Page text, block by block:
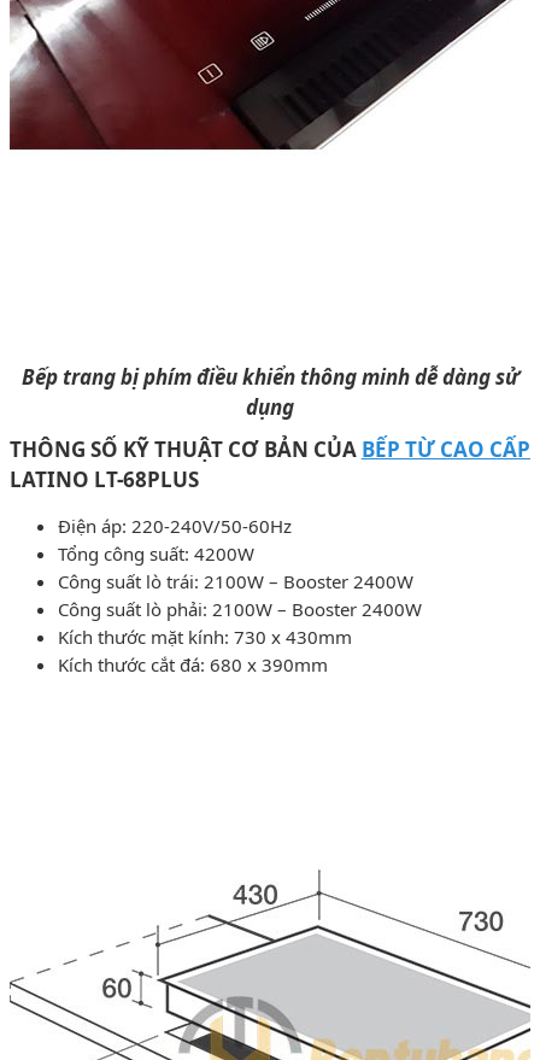
Bếp trang bị phím điều khiển thông minh dễ dàng sử
dụng
THÔNG SỐ KỸ THUẬT CƠ BẢN CỦA BẾP TỪ CAO CẤP
LATINO LT-68PLUS
Điện áp: 220-240V/50-60Hz
Tổng công suất: 4200W
Công suất lò trái: 2100W – Booster 2400W
Công suất lò phải: 2100W – Booster 2400W
Kích thước mặt kính: 730 x 430mm
Kích thước cắt đá: 680 x 390mm